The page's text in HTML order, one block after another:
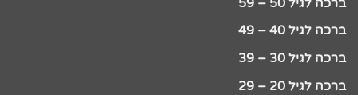
ברכה לגיל 40 – 49
ברכה לגיל 30 – 39
ברכה לגיל 20 – 29